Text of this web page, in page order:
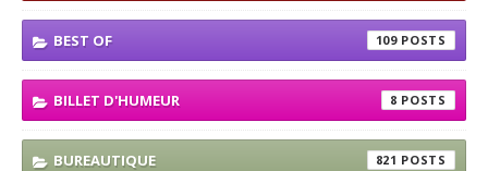
BEST OF 109
BILLET D'HUMEUR 8
BUREAUTIQUE 821